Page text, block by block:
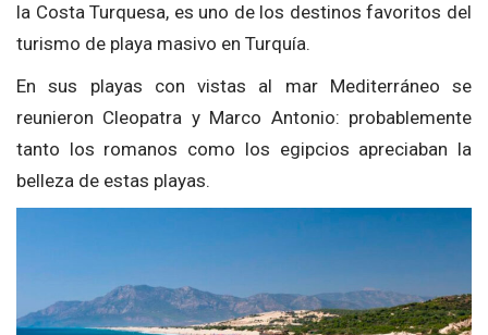
la Costa Turquesa, es uno de los destinos favoritos del
turismo de playa masivo en Turquía.
En sus playas con vistas al mar Mediterráneo se
reunieron Cleopatra y Marco Antonio: probablemente
tanto los romanos como los egipcios apreciaban la
belleza de estas playas.